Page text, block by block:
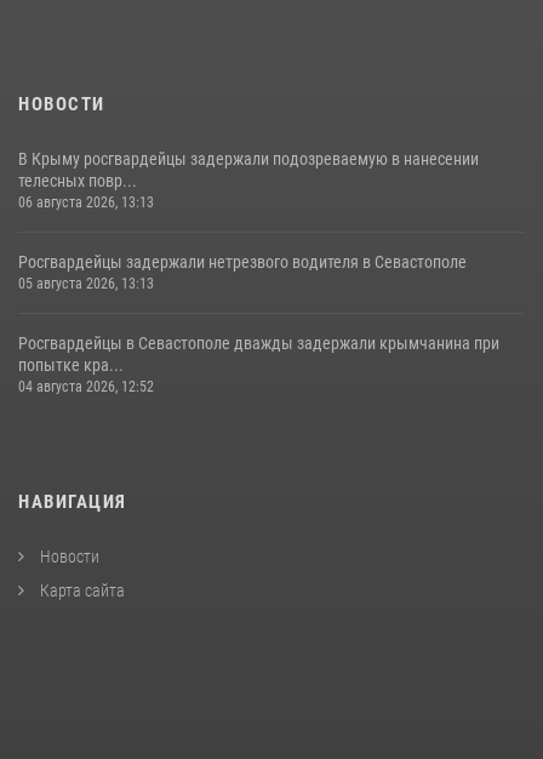
НОВОСТИ
В Крыму росгвардейцы задержали подозреваемую в нанесении
телесных повр...
06 августа 2026, 13:13
Росгвардейцы задержали нетрезвого водителя в Севастополе
05 августа 2026, 13:13
Росгвардейцы в Севастополе дважды задержали крымчанина при
попытке кра...
04 августа 2026, 12:52
НАВИГАЦИЯ
Новости
Карта сайта